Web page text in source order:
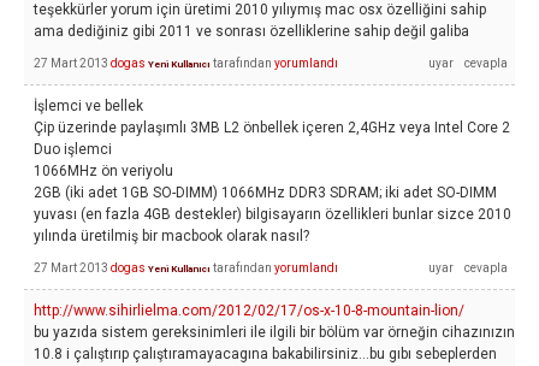
teşekkürler yorum için üretimi 2010 yılıymış mac osx özelliğini sahip
ama dediğiniz gibi 2011 ve sonrası özelliklerine sahip değil galiba
27 Mart 2013 dogas Yeni Kullanıcı tarafından yorumlandı
İşlemci ve bellek
Çip üzerinde paylaşımlı 3MB L2 önbellek içeren 2,4GHz veya Intel Core 2
Duo işlemci
1066MHz ön veriyolu
2GB (iki adet 1GB SO-DIMM) 1066MHz DDR3 SDRAM; iki adet SO-DIMM
yuvası (en fazla 4GB destekler) bilgisayarın özellikleri bunlar sizce 2010
yılında üretilmiş bir macbook olarak nasıl?
27 Mart 2013 dogas Yeni Kullanıcı tarafından yorumlandı
http://www.sihirlielma.com/2012/02/17/os-x-10-8-mountain-lion/
bu yazıda sistem gereksinimleri ile ilgili bir bölüm var örneğin cihazınızın
10.8 i çalıştırıp çalıştıramayacagına bakabilirsiniz...bu gıbı sebeplerden